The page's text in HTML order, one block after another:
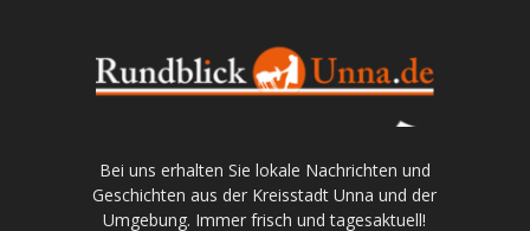
Bei uns erhalten Sie lokale Nachrichten und
Geschichten aus der Kreisstadt Unna und der
Umgebung. Immer frisch und tagesaktuell!